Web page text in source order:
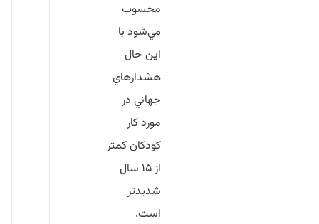
محسوب
مي‌شود با
اين حال
هشدارهاي
جهاني در
مورد كار
كودكان كمتر
از ۱۵ سال
شديدتر
است.